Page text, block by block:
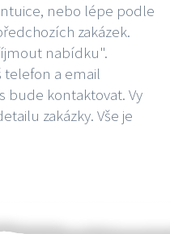
nebo lépe podle
zakázek.
nabídku".
telefon a email
bude kontaktovat. Vy
zakázky. Vše je